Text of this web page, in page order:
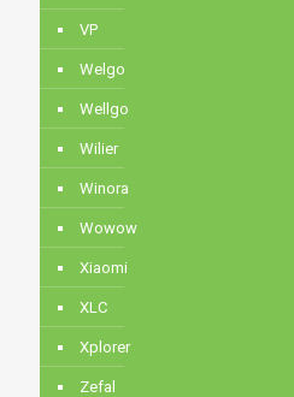
VP
Welgo
Wellgo
Wilier
Winora
Wowow
Xiaomi
XLC
Xplorer
Zefal